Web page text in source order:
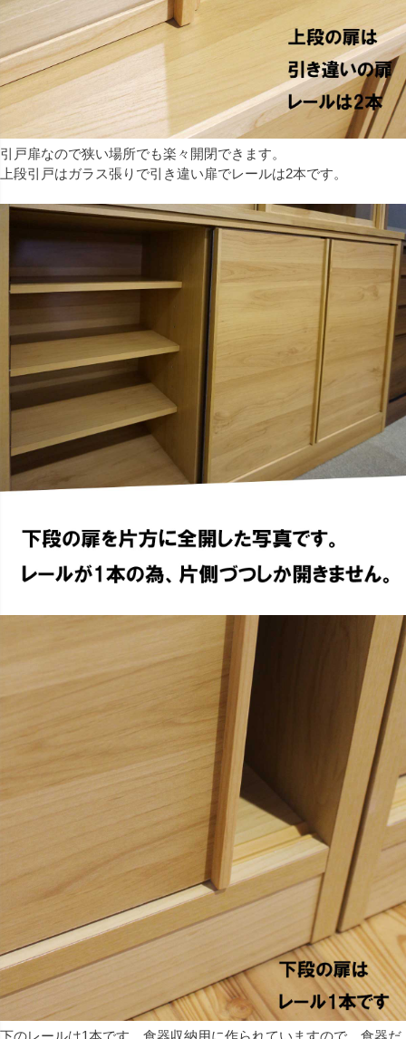
引戸扉なので狭い場所でも楽々開閉できます。
上段引戸はガラス張りで引き違い扉でレールは2本です。
下のレールは1本です。食器収納用に作られていますので、食器だ